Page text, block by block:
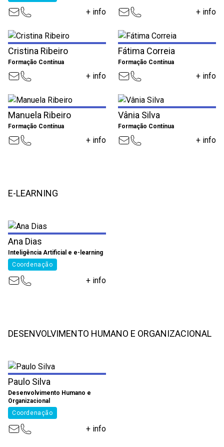
+ info + info
Cristina Ribeiro
Formação Contínua
+ info
Fátima Correia
Formação Contínua
+ info
Manuela Ribeiro
Formação Contínua
+ info
Vânia Silva
Formação Contínua
+ info
E-LEARNING
Ana Dias
Inteligência Artificial e e-learning
Coordenação
+ info
DESENVOLVIMENTO HUMANO E ORGANIZACIONAL
Paulo Silva
Desenvolvimento Humano e
Organizacional
Coordenação
+ info